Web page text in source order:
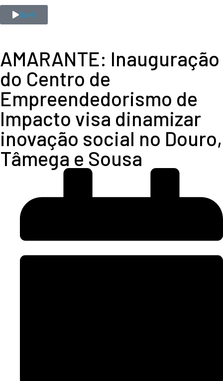
Ouvir
AMARANTE: Inauguração
do Centro de
Empreendedorismo de
Impacto visa dinamizar
inovação social no Douro,
Tâmega e Sousa